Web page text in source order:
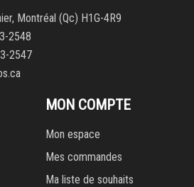
Montréal (Qc) H1G-4R9
2548
2547
MON COMPTE
Mon espace
Mes commandes
Ma liste de souhaits